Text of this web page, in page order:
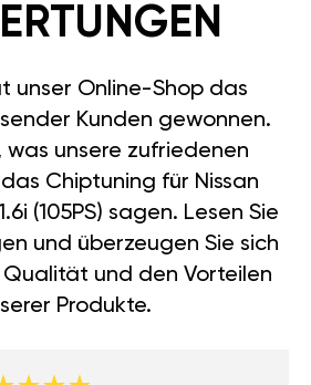
unser Online-Shop das
Kunden gewonnen.
was unsere zufriedenen
Chiptuning für Nissan
(105PS) sagen. Lesen Sie
und überzeugen Sie sich
und den Vorteilen
Produkte.